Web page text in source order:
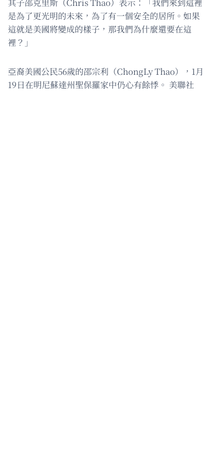
是為了更光明的未來，為了有一個安全的居所。如果
這就是美國將變成的樣子，那我們為什麼還要在這
裡？」
亞裔美國公民56歲的邵宗利（ChongLy Thao），1月
19日在明尼蘇達州聖保羅家中仍心有餘悸。 美聯社